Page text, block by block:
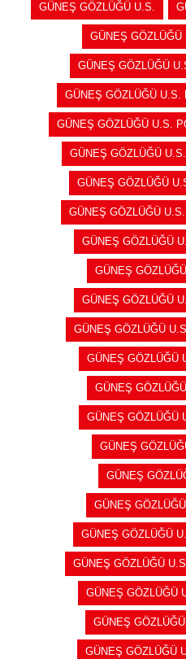
GÜNEŞ GÖZLÜĞÜ U.S.
GÜNEŞ
GÜNEŞ GÖZLÜĞÜ
GÜNEŞ GÖZLÜĞÜ U.S.
GÜNEŞ GÖZLÜĞÜ U.S.
GÜNEŞ GÖZLÜĞÜ
GÜNEŞ GÖZLÜĞÜ
GÜNEŞ GÖZLÜĞÜ
GÜNEŞ GÖZLÜĞÜ
GÜNEŞ
GÜNEŞ GÖZLÜĞÜ
GÜNEŞ GÖZLÜĞÜ
GÜNEŞ GÖZLÜĞÜ
GÜNEŞ
GÜNEŞ GÖZLÜĞÜ
GÜNEŞ
GÜNEŞ
GÜNEŞ
GÜNEŞ GÖZLÜĞÜ
GÜNEŞ GÖZLÜĞÜ
GÜNEŞ GÖZLÜĞÜ
GÜNEŞ
GÜNEŞ GÖZLÜĞÜ